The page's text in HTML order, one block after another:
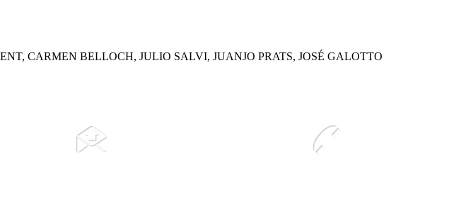
CARMEN BELLOCH, JULIO SALVI, JUANJO PRATS, JOSÉ GALOTTO